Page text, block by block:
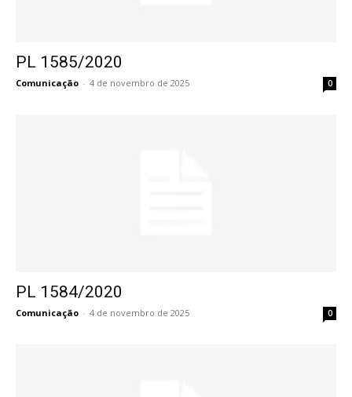
PL 1585/2020
Comunicação - 4 de novembro de 2025 0
PL 1584/2020
Comunicação - 4 de novembro de 2025 0